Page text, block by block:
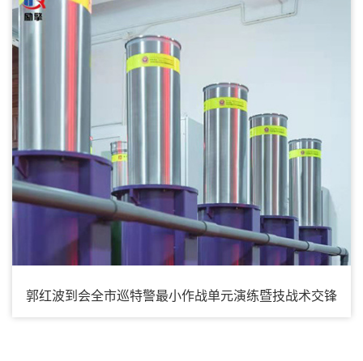
郭红波到会全市巡特警最小作战单元演练暨技战术交锋